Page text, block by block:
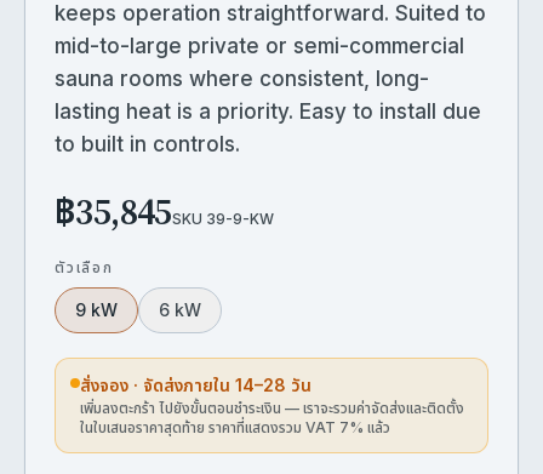
keeps operation straightforward. Suited to
mid-to-large private or semi-commercial
sauna rooms where consistent, long-
lasting heat is a priority. Easy to install due
to built in controls.
฿35,845SKU 39-9-KW
ตัวเลือก
9 kW 6 kW
สั่งจอง · จัดส่งภายใน 14–28 วัน
เพิ่มลงตะกร้า ไปยังขั้นตอนชำระเงิน — เราจะรวมค่าจัดส่งและติดตั้ง
ในใบเสนอราคาสุดท้าย ราคาที่แสดงรวม VAT 7% แล้ว